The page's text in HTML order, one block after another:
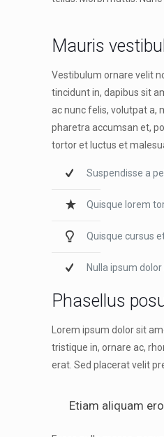
Mauris
Vestibulum ornare velit
tincidunt in, dapibus sit
ac nunc felis, volutpat a,
pharetra accumsan et,
tortor et luctus et
Suspendisse a
Quisque lorem
Quisque cursus
Nulla ipsum
Phasellus
Lorem ipsum dolor sit
tristique in, ornare ac,
erat. Sed placerat velit
Etiam aliquam